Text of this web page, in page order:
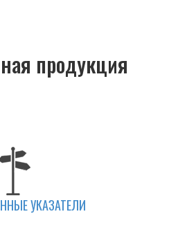
продукция
УКАЗАТЕЛИ